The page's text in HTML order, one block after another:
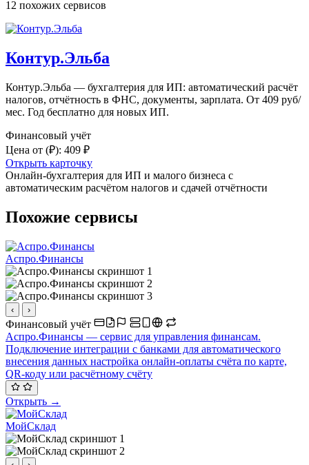
12 похожих сервисов
Контур.Эльба
Контур.Эльба — бухгалтерия для ИП: автоматический расчёт
налогов, отчётность в ФНС, документы, зарплата. От 409 руб/
мес. Год бесплатно для новых ИП.
Финансовый учёт
Цена от (₽): 409 ₽
Открыть карточку
Онлайн-бухгалтерия для ИП и малого бизнеса с
автоматическим расчётом налогов и сдачей отчётности
Похожие сервисы
Аспро.Финансы
‹ ›
Финансовый учёт
Аспро.Финансы — сервис для управления финансам.
Подключение интеграции с банками для автоматического
внесения данных настройка онлайн-оплаты счёта по карте,
QR-коду или расчётному счёту
Открыть →
МойСклад